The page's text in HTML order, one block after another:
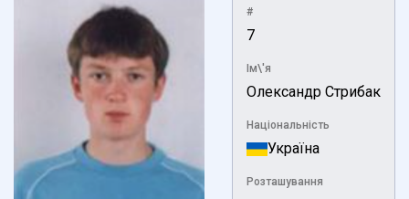
#
7
Ім\'я
Олександр Стрибак
Національність
Україна
Розташування